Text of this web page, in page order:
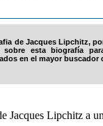
de Jacques Lipchitz,
esta biografía
en el mayor buscador
Jacques Lipchitz a